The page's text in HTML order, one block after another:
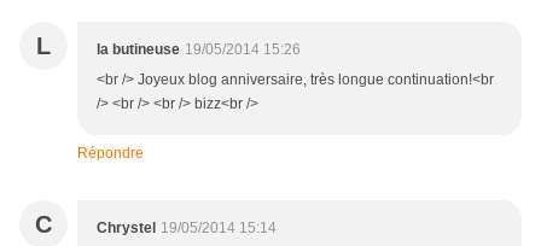
L la butineuse 19/05/2014 15:26
<br /> Joyeux blog anniversaire, très longue continuation!<br
/> <br /> <br /> bizz<br />
Répondre
C Chrystel 19/05/2014 15:14